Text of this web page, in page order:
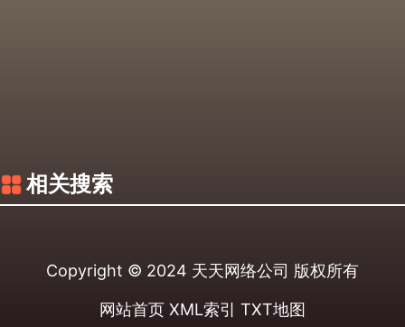
相关搜索
Copyright © 2024 天天网络公司 版权所有
网站首页 XML索引 TXT地图